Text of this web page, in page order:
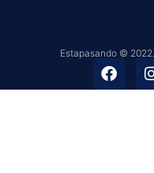
Estapasando ©